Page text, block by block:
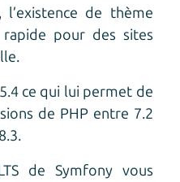
l’existence de thème
pour des sites
ce qui lui permet de
de PHP entre 7.2
de Symfony vous